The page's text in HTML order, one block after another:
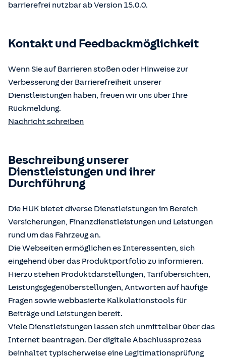
barrierefrei nutzbar ab Version 15.0.0.
Kontakt und Feedbackmöglichkeit
Wenn Sie auf Barrieren stoßen oder Hinweise zur
Verbesserung der Barrierefreiheit unserer
Dienstleistungen haben, freuen wir uns über Ihre
Rückmeldung.
Nachricht schreiben
Beschreibung unserer
Dienstleistungen und ihrer
Durchführung
Die HUK bietet diverse Dienstleistungen im Bereich
Versicherungen, Finanzdienstleistungen und Leistungen
rund um das Fahrzeug an.
Die Webseiten ermöglichen es Interessenten, sich
eingehend über das Produktportfolio zu informieren.
Hierzu stehen Produktdarstellungen, Tarifübersichten,
Leistungsgegenüberstellungen, Antworten auf häufige
Fragen sowie webbasierte Kalkulationstools für
Beiträge und Leistungen bereit.
Viele Dienstleistungen lassen sich unmittelbar über das
Internet beantragen. Der digitale Abschlussprozess
beinhaltet typischerweise eine Legitimationsprüfung